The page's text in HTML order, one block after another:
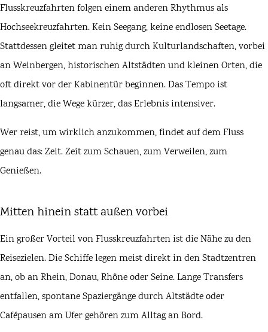
Flusskreuzfahrten folgen einem anderen Rhythmus als
Hochseekreuzfahrten. Kein Seegang, keine endlosen Seetage.
Stattdessen gleitet man ruhig durch Kulturlandschaften, vorbei
an Weinbergen, historischen Altstädten und kleinen Orten, die
oft direkt vor der Kabinentür beginnen. Das Tempo ist
langsamer, die Wege kürzer, das Erlebnis intensiver.
Wer reist, um wirklich anzukommen, findet auf dem Fluss
genau das: Zeit. Zeit zum Schauen, zum Verweilen, zum
Genießen.
Mitten hinein statt außen vorbei
Ein großer Vorteil von Flusskreuzfahrten ist die Nähe zu den
Reisezielen. Die Schiffe legen meist direkt in den Stadtzentren
an, ob an Rhein, Donau, Rhône oder Seine. Lange Transfers
entfallen, spontane Spaziergänge durch Altstädte oder
Cafépausen am Ufer gehören zum Alltag an Bord.